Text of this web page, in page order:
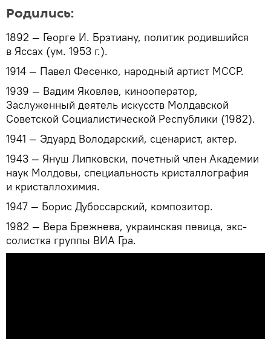
Родились:
1892 — Георге И. Брэтиану, политик родившийся
в Яссах (ум. 1953 г.).
1914 — Павел Фесенко, народный артист МССР.
1939 — Вадим Яковлев, кинооператор,
Заслуженный деятель искусств Молдавской
Советской Социалистической Республики (1982).
1941 — Эдуард Володарский, сценарист, актер.
1943 — Януш Липковски, почетный член Академии
наук Молдовы, специальность кристаллография
и кристаллохимия.
1947 — Борис Дубоссарский, композитор.
1982 — Вера Брежнева, украинская певица, экс-
солистка группы ВИА Гра.